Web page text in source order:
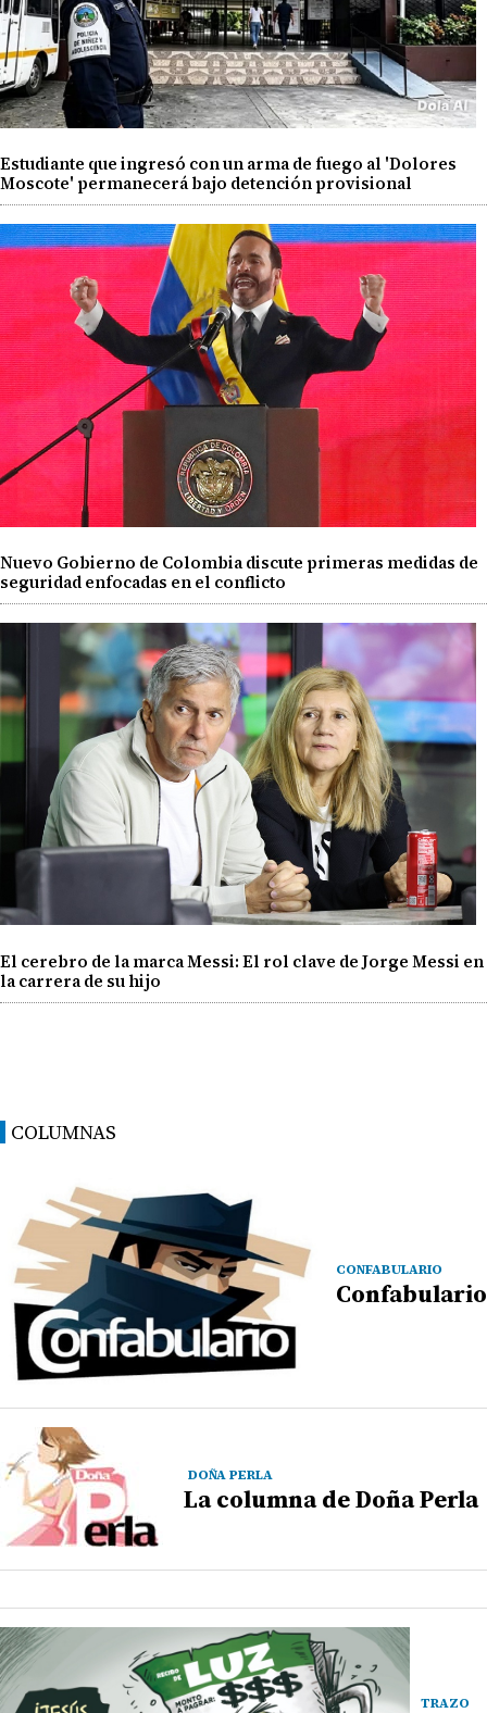
Estudiante que ingresó con un arma de fuego al 'Dolores
Moscote' permanecerá bajo detención provisional
Nuevo Gobierno de Colombia discute primeras medidas de
seguridad enfocadas en el conflicto
El cerebro de la marca Messi: El rol clave de Jorge Messi en
la carrera de su hijo
COLUMNAS
CONFABULARIO
Confabulario
DOÑA PERLA
La columna de Doña Perla
TRAZO